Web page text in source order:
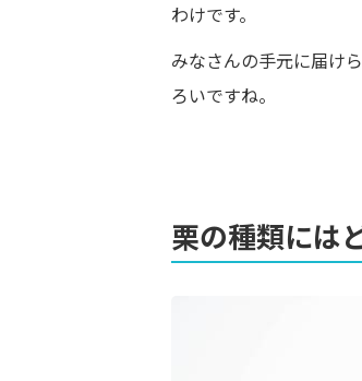
わけです。
みなさんの手元に届け
ろいですね。
栗の種類には